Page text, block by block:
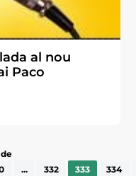
al nou
Paco
... 332 333 334